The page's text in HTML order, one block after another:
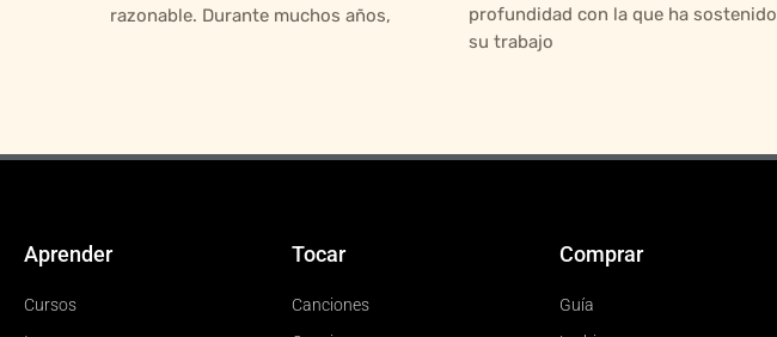
razonable. Durante muchos años,
profundidad con la que ha sostenido
su trabajo
Aprender
Cursos
Tocar
Canciones
Comprar
Guía